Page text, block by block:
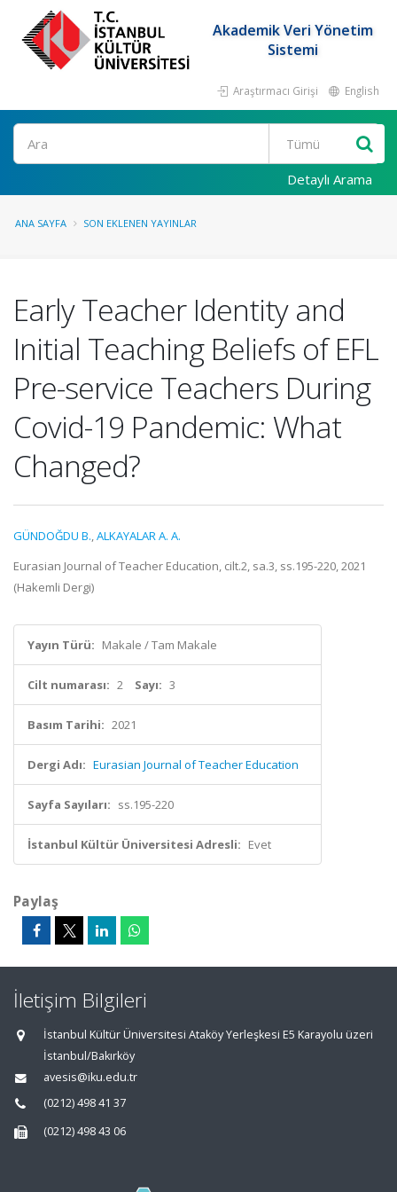
Akademik Veri Yönetim
Sistemi
Araştırmacı Girişi English
Ara
Detaylı Arama
ANA SAYFA SON EKLENEN YAYINLAR
Early Teacher Identity and
Initial Teaching Beliefs of EFL
Pre-service Teachers During
Covid-19 Pandemic: What
Changed?
GÜNDOĞDU B.,ALKAYALAR A. A.
Eurasian Journal of Teacher Education, cilt.2, sa.3, ss.195-220, 2021
(Hakemli Dergi)
Yayın Türü: Makale / Tam Makale
Cilt numarası: 2 Sayı: 3
Basım Tarihi: 2021
Dergi Adı: Eurasian Journal of Teacher Education
Sayfa Sayıları: ss.195-220
İstanbul Kültür Üniversitesi Adresli: Evet
Paylaş
İletişim Bilgileri
İstanbul Kültür Üniversitesi Ataköy Yerleşkesi E5 Karayolu üzeri
İstanbul/Bakırköy
avesis@iku.edu.tr
(0212) 498 41 37
(0212) 498 43 06